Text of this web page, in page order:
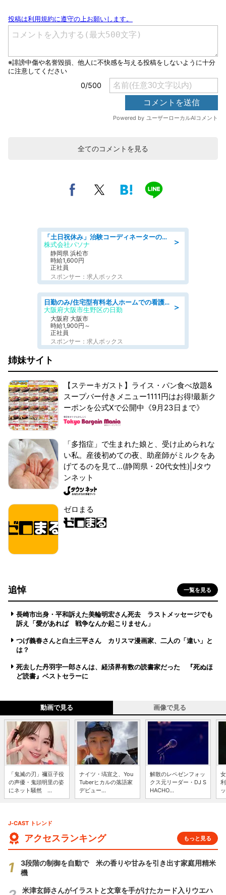
全てのコメントを見る
＞
「土日祝休み」治験コーディネーターのお仕事/未経験OK
株式会社パソナ
静岡県 浜松市
時給1,600円
正社員
スポンサー：求人ボックス
＞
日勤のみ/住宅型有料老人ホームでの看護業務/看護師
大阪府大阪市生野区の日勤
大阪府 大阪市
時給1,900円～
正社員
スポンサー：求人ボックス
姉妹サイト
【ステーキガスト】ライス・パン食べ放題&
スープバー付きメニュー1111円はお得!最新ク
ーポンを公式Xで公開中《9月23日まで》
「多指症」で生まれた娘と、受け止められな
い私。産後初めての夜、助産師がミルクをあ
げてるのを見て...(静岡県・20代女性)|Jタウ
ンネット
ゼロまる
追悼 一覧を見る
長崎市出身・平和訴えた美輪明宏さん死去 ラストメッセージでも
訴え「愛があれば 戦争なんか起こりません」
つげ義春さんと白土三平さん カリスマ漫画家、二人の「違い」と
は？
死去した丹羽宇一郎さんは、経済界有数の読書家だった 『死ぬほ
ど読書』ベストセラーに
動画で見る 画像で見る
「鬼滅の刃」禰豆子役
の声優・鬼頭明里の姿
にネット騒然 ...
ナイツ・塙宣之、You
Tuberヒカルの落語家
デビュー...
解散のレペゼンフォッ
クス元リーダー・DJ S
HACHO...
J-CAST トレンド
アクセスランキング もっと見る
3段階の制御を自動で 米の香りや甘みを引き出す家庭用精米
機
米津玄師さんがイラストと文章を手がけたカード入りウエハ